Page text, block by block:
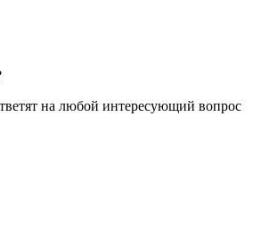
на любой интересующий вопрос